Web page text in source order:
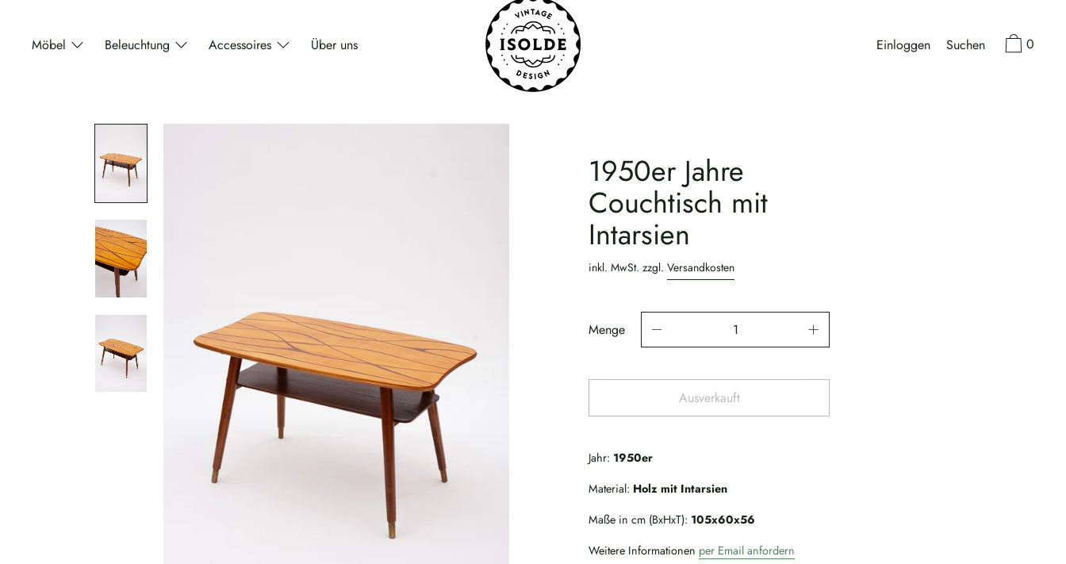
Möbel Beleuchtung Accessoires Über uns Einloggen Suchen 0
1950er Jahre
Couchtisch mit
Intarsien
inkl. MwSt. zzgl. Versandkosten
Menge
Ausverkauft
Jahr: 1950er
Material: Holz mit Intarsien
Maße in cm (BxHxT): 105x60x56
Weitere Informationen per Email anfordern